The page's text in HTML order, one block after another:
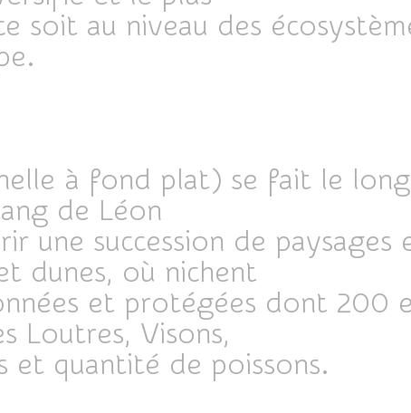
soit au niveau des
à fond plat) se fait le
de Léon
une succession de paysages
dunes, où nichent
et protégées dont 200
Loutres, Visons,
et quantité de poissons.